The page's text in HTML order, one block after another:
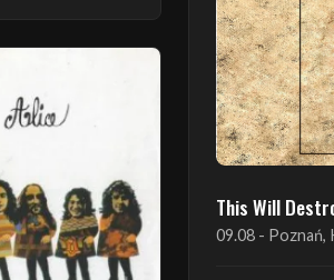
This Will
09.08 - Poznań,
Sound Of The
22.08 - Ćmielów,